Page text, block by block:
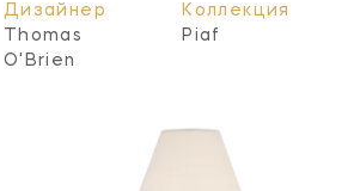
Дизайнер
Thomas
O'Brien
Коллекция
Piaf